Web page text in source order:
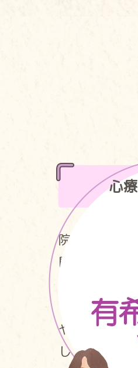
心
院長をはじ
問題から
し、一人
していま
や心理士が
してサポー